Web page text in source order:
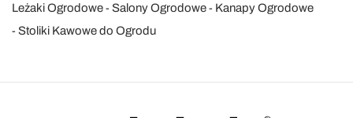
Leżaki Ogrodowe Salony Ogrodowe
Kanapy Ogrodowe
Stoliki Kawowe do Ogrodu